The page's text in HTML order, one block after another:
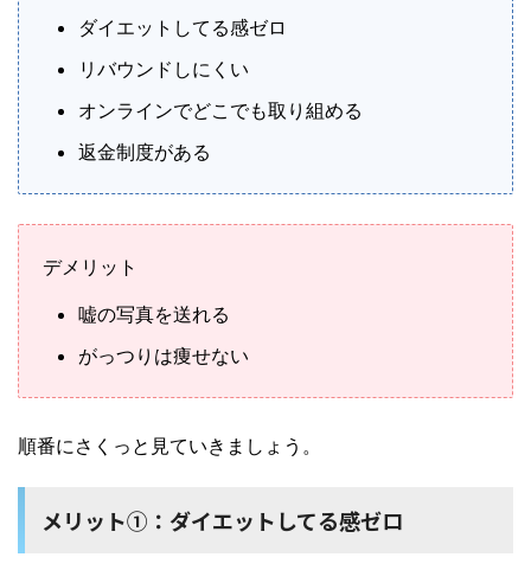
ダイエットしてる感ゼロ
リバウンドしにくい
オンラインでどこでも取り組める
返金制度がある
デメリット
嘘の写真を送れる
がっつりは痩せない
順番にさくっと見ていきましょう。
メリット①：ダイエットしてる感ゼロ